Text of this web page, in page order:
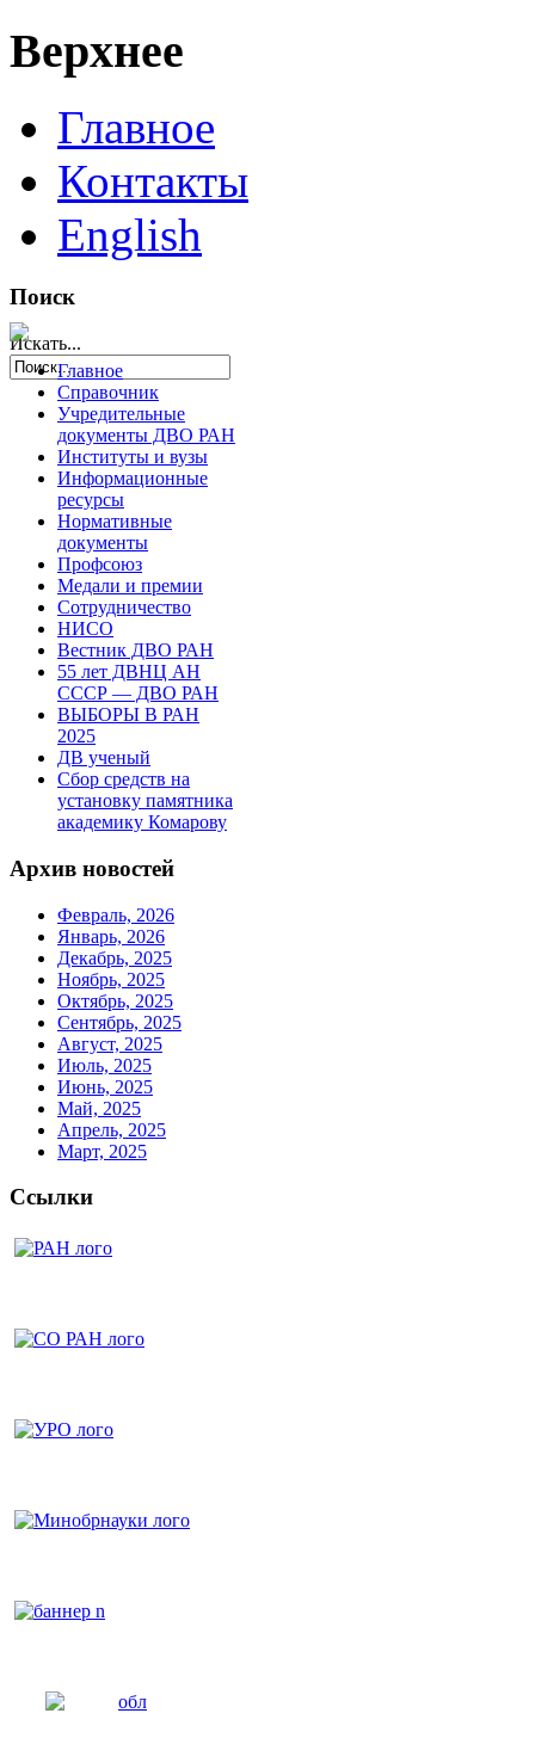
Верхнее
Главное
Контакты
English
Поиск
Искать...
Главное
Справочник
Учредительные
документы ДВО РАН
Институты и вузы
Информационные
ресурсы
Нормативные
документы
Профсоюз
Медали и премии
Сотрудничество
НИСО
Вестник ДВО РАН
55 лет ДВНЦ АН
СССР — ДВО РАН
ВЫБОРЫ В РАН
2025
ДВ ученый
Сбор средств на
установку памятника
академику Комарову
Архив новостей
Февраль, 2026
Январь, 2026
Декабрь, 2025
Ноябрь, 2025
Октябрь, 2025
Сентябрь, 2025
Август, 2025
Июль, 2025
Июнь, 2025
Май, 2025
Апрель, 2025
Март, 2025
Ссылки